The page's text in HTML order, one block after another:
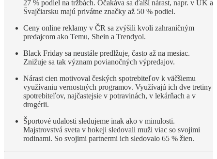
27 % podiel na tržbách. Očakáva sa ďalší nárast, napr. v UK a
Švajčiarsku majú privátne značky až 50 % podiel.
Ceny online reklamy v ČR sa zvýšili kvoli zahraničným
predajcom ako Temu, Shein a Trendyol.
Black Friday sa neustále predlžuje, často až na mesiac.
Znižuje sa tak význam povianočných výpredajov.
Nárast cien motivoval českých spotrebiteľov k väčšiemu
využívaniu vernostných programov. Využívajú ich dve tretiny
spotrebiteľov, najčastejsie v potravinách, v lekárňach a v
drogérii.
Športové udalosti sledujeme inak ako v minulosti.
Majstrovstvá sveta v hokeji sledovali muži viac so svojimi
rodinami. So svojimi partnermi ich sledovalo 65 % žien.